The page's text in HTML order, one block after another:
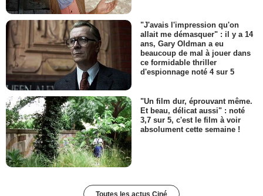
"J'avais l'impression qu'on
allait me démasquer" : il y a 14
ans, Gary Oldman a eu
beaucoup de mal à jouer dans
ce formidable thriller
d'espionnage noté 4 sur 5
"Un film dur, éprouvant même.
Et beau, délicat aussi" : noté
3,7 sur 5, c'est le film à voir
absolument cette semaine !
Toutes les actus Ciné